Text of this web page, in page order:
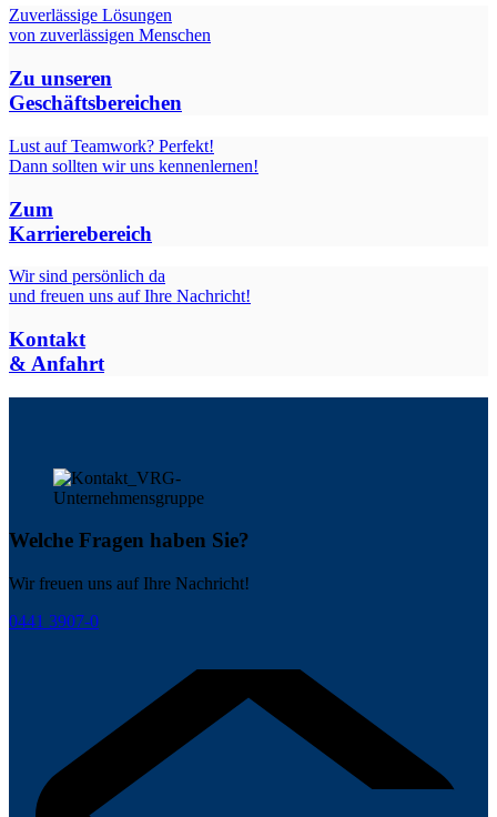
Zuverlässige Lösungen
von zuverlässigen Menschen
Zu unseren
Geschäftsbereichen
Lust auf Teamwork? Perfekt!
Dann sollten wir uns kennenlernen!
Zum
Karrierebereich
Wir sind persönlich da
und freuen uns auf Ihre Nachricht!
Kontakt
& Anfahrt
Welche Fragen haben Sie?
Wir freuen uns auf Ihre Nachricht!
0441 3907-0